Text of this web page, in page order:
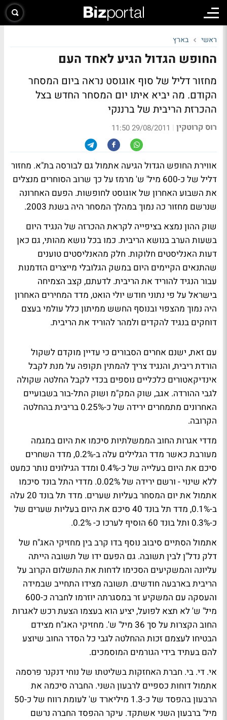
ראשי בארץ
החופש הגדול הגיע לאחד העם
מחזור דליל של סוף אוגוסט נראה ביום המסחר
הקודם. מה יביא איתו יום המסחר החדש בצל
ההכרזת הריבית של ברננקי
רוס קרוטקין |
29/08/2011 11:50
אווירת החופש הגדול הגיעה אתמול גם לבורסה בת"א. מחזור
דליל של כ-600 מיל' ש' מרמז על כך שרוב הסוחרים מנצלים
את השבוע האחרון של אוגוסט לחופשות. הפעם האחרונה
שנרשם מחזור כה נמוך במהלך המסחר היה בשנת 2003.
שוק ההון נמצא בציפייה לקראת ההכרזה של הנגיד היום
בשעות הערב בנושא הריבית. כמו בכל נושא מהותי, גם כאן
דעות האנליסטים חלוקות. חלק מהאנליסטים טוענים
שהתנאים הקיימים היום במשק הגלובלי מייצרים הזדמנות
עבור הנגיד להוריד את הריבית. לדעתם, קצב הצמיחה
בישראל על פי נתוני חודש יולי הואט, מדד המחירים האחרון
היה נמוך מהצפוי ובנוסף החשש ממיתון כלל עולמי בעצם
דוחקים בנגיד להקדים ולמהר להוריד את הריבית.
עם זאת, ישנם אחרים הסבורים כי עדיין מוקדם לשקול
הורדת ריבית, והנגיד צריך להמתין תקופה על מנת לקבל
אינדיקאטורים כלכליים נוספים בכדי לקבל החלטה שקולה
לגבי ההורדה. אגב, שוק המק"מ ושוק התל-בור בשבועיים
האחרונים מתמחרים ירידה של כ-0.25% בריבית בהחלטה
הקרובה.
מדדי אגרות החוב הממשלתיות סיכמו את היום במגמה
מעורבת כאשר מדד הגלילים עלה ב-0.2%, מדד השחרים
סיכם את היום בעלייה של כ-0.4% ומדד הגילונים נותר כמעט
ללא שינוי - ורשם ירידה של 0.02%. מדדי התל בונד סיכמו
אתמול את יום המסחר בעליות שערים. מדד תל בונד 20 עלה
ב-0.1%, מדד תל בונד 40 סיכם את היום בעליות שערים של
כ-0.3% ותל בונד 60 הוסיף לערכו כ- 0.2%.
אתמול הסתיים סיבוב נוסף בדו קרב בין מחזיקי האג"ח של
דלק נדל"ן לבין תשובה. גם הפעם ידו של תשובה הייתה
עליונה והמשקיעים הסכימו לדחות את התשלום הקרוב על
הריבית בארבעה חודשים. תשובה מצידו התחייב שבמידה
והעסקה עם המשקיע זר במסגרתה יוזרמו לחברה כ-600
מיל' ש' לא תצא לפועל, יציע הוא בעצמו הצעת רכש לאגרות
החוב הקצרות על סך 36 מיל' ש'. מחזיקי האג"ח מצידם
הבטיחו לעצמם זכות ההחלטה לגבי כל הסדר החוב שיוצע
להם בעתיד בידי הגורמים המוסמכים.
אי. די. בי. חברת האחזקות בשליטתו של נוחי דנקנר פרסמה
אתמול דוחות כספיים לרבעון השני. החברה סיכמה את
הרבעון בהפסד של כ-1.3 מיליארד ש' לעומת רווח של כ-50
מיל' ברבעון השני אשתקד. עיקר ההפסד החברה נרשם